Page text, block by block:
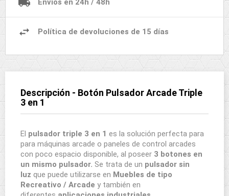
Envíos en 24h / 48h
Política de devoluciones de 15 días
Descripción - Botón Pulsador Arcade Triple
3 en 1
El pulsador triple 3 en 1 es la solución perfecta para
para máquinas arcade o paneles de control arcades
con poco espacio disponible, al poseer 3 botones en
un mismo pulsador. Se trata de un pulsador sin
luz que puede utilizarse en Muebles de tipo
Recreativo / Arcade y también en